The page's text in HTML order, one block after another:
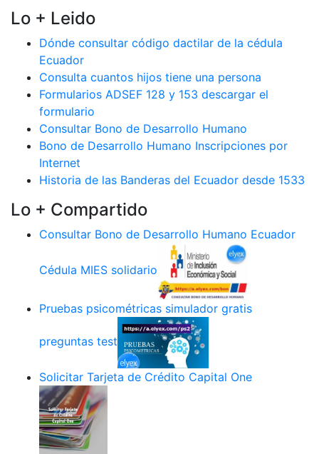
Lo + Leido
Dónde consultar código dactilar de la cédula
Ecuador
Consulta cuantos hijos tiene una persona
Formularios ADSEF 128 y 153 descargar el
formulario
Consultar Bono de Desarrollo Humano
Bono de Desarrollo Humano Inscripciones por
Internet
Historia de las Banderas del Ecuador desde 1533
Lo + Compartido
Consultar Bono de Desarrollo Humano Ecuador
Cédula MIES solidario
Pruebas psicométricas simulador gratis
preguntas test
Solicitar Tarjeta de Crédito Capital One